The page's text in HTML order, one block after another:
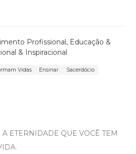
Profissional, Educação &
& Inspiracional
Vidas Ensinar
Sacerdócio
ETERNIDADE QUE VOCÊ TEM